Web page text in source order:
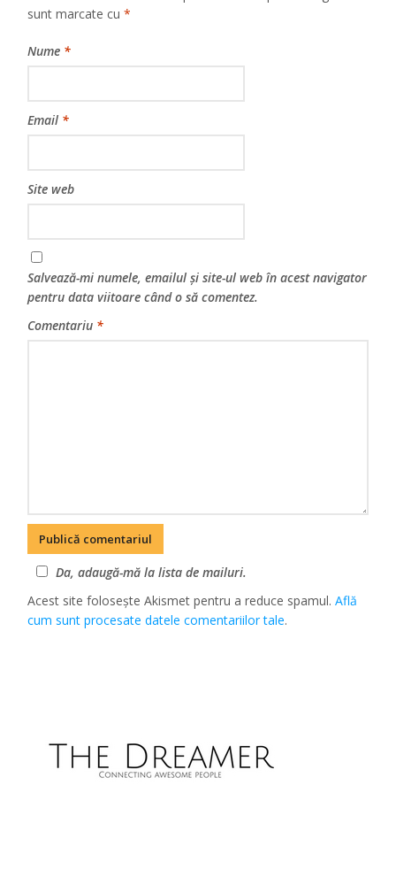
sunt marcate cu*
Nume *
Email *
Site web
Salvează-mi numele, emailul și site-ul web în acest navigator
pentru data viitoare când o să comentez.
Comentariu *
Da, adaugă-mă la lista de mailuri.
Acest site folosește Akismet pentru a reduce spamul.Află
cum sunt procesate datele comentariilor tale.